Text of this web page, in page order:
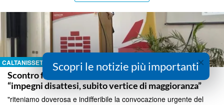
CALTANISSETTA
Scontro fra Dc e MpA sulla nomina al Cefpas,
“impegni disattesi, subito vertice di maggioranza”
"riteniamo doverosa e indifferibile la convocazione urgente del
×
Scopri le notizie più importanti